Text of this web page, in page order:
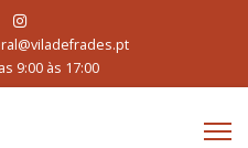
9:00 às 17:00